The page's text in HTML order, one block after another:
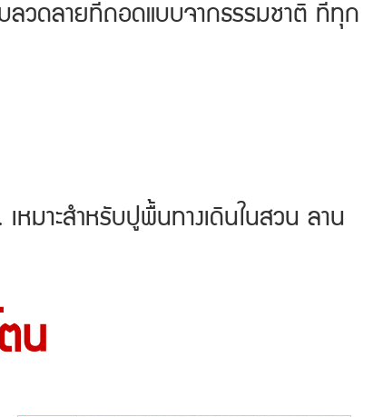
ลวดลายที่ถอดแบบจากธรรมชาติ ที่ทุก
หมาะสำหรับปูพื้นทางเดินในสวน ลาน
น